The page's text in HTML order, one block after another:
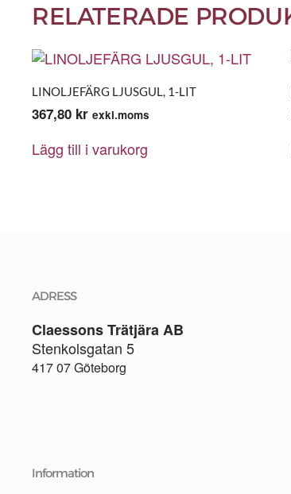
RELATERADE
LINOLJEFÄRG LJUSGUL, 1-LIT
367,80 kr exkl.moms
Lägg till i varukorg
ADRESS
Claessons Trätjära AB
Stenkolsgatan 5
417 07 Göteborg
Information